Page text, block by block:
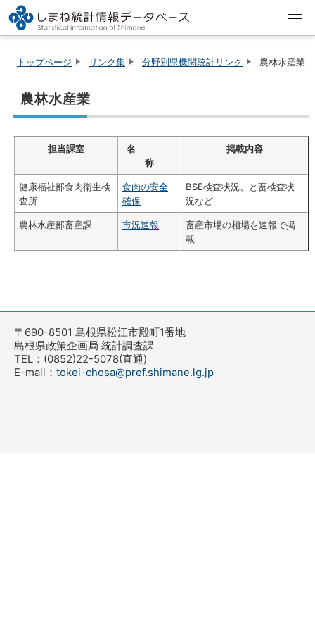
トップページ リンク集 分野別県機関統計リンク 農林水産業
農林水産業
担当課室
名
称
掲載内容
健康福祉部食肉衛生検
査所
食肉の安全
確保
BSE検査状況、と畜検査状
況など
農林水産部畜産課 市況速報
畜産市場の相場を速報で掲
載
〒690-8501 島根県松江市殿町1番地
島根県政策企画局 統計調査課
TEL：(0852)22-5078(直通)
E-mail： tokei-chosa@pref.shimane.lg.jp